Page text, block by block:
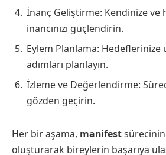
İnanç Geliştirme: Kendinize ve
inancınızı güçlendirin.
Eylem Planlama:
adımları planlayın.
İzleme ve Değerlendirme:
gözden geçirin.
Her bir aşama, manifestsürecinin
oluşturarak bireylerin başarıya